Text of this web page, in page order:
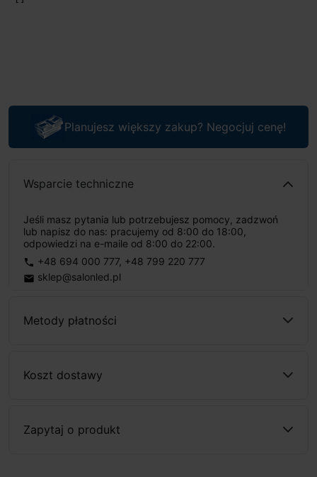
Planujesz większy zakup? Negocjuj cenę!
Wsparcie techniczne
Jeśli masz pytania lub potrzebujesz pomocy, zadzwoń
lub napisz do nas: pracujemy od 8:00 do 18:00,
odpowiedzi na e-maile od 8:00 do 22:00.
phone +48 694 000 777, +48 799 220 777
email sklep@salonled.pl
Metody płatności
Koszt dostawy
Zapytaj o produkt